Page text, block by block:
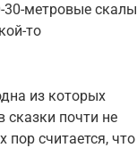
метровые скалы
то
из которых
сказки почти не
пор считается, что